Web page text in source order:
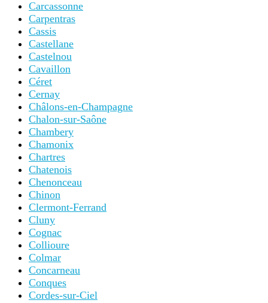
Carcassonne
Carpentras
Cassis
Castellane
Castelnou
Cavaillon
Céret
Cernay
Châlons-en-Champagne
Chalon-sur-Saône
Chambery
Chamonix
Chartres
Chatenois
Chenonceau
Chinon
Clermont-Ferrand
Cluny
Cognac
Collioure
Colmar
Concarneau
Conques
Cordes-sur-Ciel